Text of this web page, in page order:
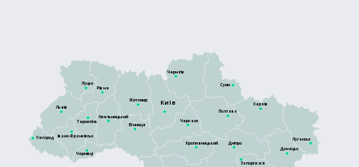
Луцьк
Київ
Житомир
Тернопіль
Рівне
Львів
Дніпро
Кропивницький
Харків
Полтава
Черкаси
Суми
Чернігів
Запоріжжя
Донецьк
Луганськ
Ужгород
Чернівці
Вінниця
Хмельницький
Івано-Франківськ